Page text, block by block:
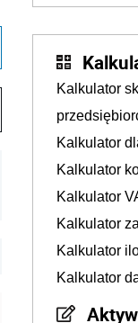
Kalkulator
Kalkulator
Kalkulator
Kalkulator
Kalkulator
Kalkulator
Kalkulator